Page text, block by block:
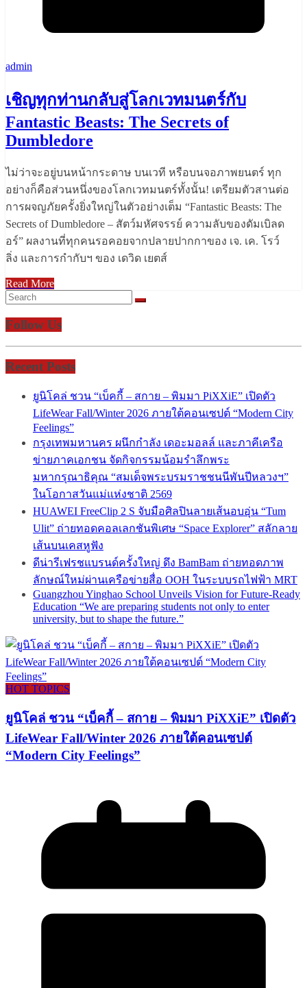
admin
เชิญทุกท่านกลับสู่โลกเวทมนตร์กับ
Fantastic Beasts: The Secrets of
Dumbledore
ไม่ว่าจะอยู่บนหน้ากระดาษ บนเวที หรือบนจอภาพยนตร์ ทุก
อย่างก็คือส่วนหนึ่งของโลกเวทมนตร์ทั้งนั้น! เตรียมตัวสานต่อ
การผจญภัยครั้งยิ่งใหญ่ในตัวอย่างเต็ม “Fantastic Beasts: The
Secrets of Dumbledore – สัตว์มหัศจรรย์ ความลับของดัมเบิลด
อร์” ผลงานที่ทุกคนรอคอยจากปลายปากกาของ เจ. เค. โรว์
ลิ่ง และการกำกับฯ ของ เดวิด เยตส์
Read More
Follow Us
Recent Posts
ยูนิโคล่ ชวน “เบ็คกี้ – สกาย – พิมมา PiXXiE” เปิดตัว
LifeWear Fall/Winter 2026 ภายใต้คอนเซปต์ “Modern City
Feelings”
กรุงเทพมหานคร ผนึกกำลัง เดอะมอลล์ และภาคีเครือ
ข่ายภาคเอกชน จัดกิจกรรมน้อมรำลึกพระ
มหากรุณาธิคุณ “สมเด็จพระบรมราชชนนีพันปีหลวงฯ”
ในโอกาสวันแม่แห่งชาติ 2569
HUAWEI FreeClip 2 S จับมือศิลปินลายเส้นอบอุ่น “Tum
Ulit” ถ่ายทอดคอลเลกชันพิเศษ “Space Explorer” สลักลาย
เส้นบนเคสหูฟัง
ดีน่ารีเฟรชแบรนด์ครั้งใหญ่ ดึง BamBam ถ่ายทอดภาพ
ลักษณ์ใหม่ผ่านเครือข่ายสื่อ OOH ในระบบรถไฟฟ้า MRT
Guangzhou Yinghao School Unveils Vision for Future-Ready
Education “We are preparing students not only to enter
university, but to shape the future.”
HOT TOPICS
ยูนิโคล่ ชวน “เบ็คกี้ – สกาย – พิมมา PiXXiE” เปิดตัว
LifeWear Fall/Winter 2026 ภายใต้คอนเซปต์
“Modern City Feelings”